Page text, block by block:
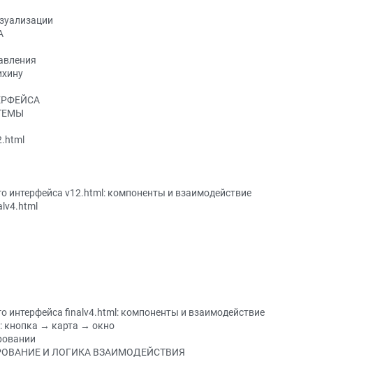
интерфейса v12.html: компоненты и взаимодействие
интерфейса finalv4.html: компоненты и взаимодействие
кнопка → карта → окно
И ЛОГИКА ВЗАИМОДЕЙСТВИЯ